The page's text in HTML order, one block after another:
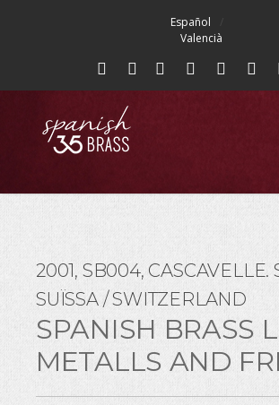
Español
Valencià
2001, SB004, CASCAVELLE.
SUÏSSA / SWITZERLAND
SPANISH BRASS
METALLS AND